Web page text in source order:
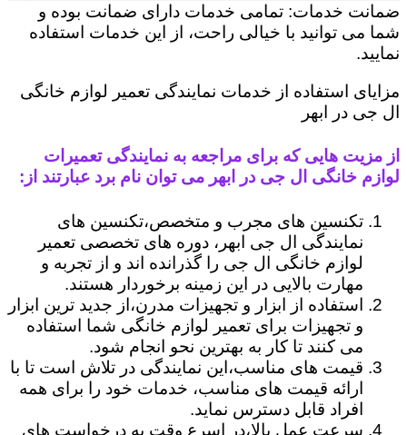
ضمانت خدمات: تمامی خدمات دارای ضمانت بوده و
شما می توانید با خیالی راحت، از این خدمات استفاده
نمایید.
مزایای استفاده از خدمات نمایندگی تعمیر لوازم خانگی
ال جی در ابهر
از مزیت هایی که برای مراجعه به نمایندگی تعمیرات
لوازم خانگی ال جی در ابهر می توان نام برد عبارتند از:
تکنسین های مجرب و متخصص،تکنسین های
نمایندگی ال جی ابهر، دوره های تخصصی تعمیر
لوازم خانگی ال جی را گذرانده اند و از تجربه و
مهارت بالایی در این زمینه برخوردار هستند.
استفاده از ابزار و تجهیزات مدرن،از جدید ترین ابزار
و تجهیزات برای تعمیر لوازم خانگی شما استفاده
می کنند تا کار به بهترین نحو انجام شود.
قیمت های مناسب،این نمایندگی در تلاش است تا با
ارائه قیمت های مناسب، خدمات خود را برای همه
افراد قابل دسترس نماید.
سرعت عمل بالا،در اسرع وقت به درخواست های